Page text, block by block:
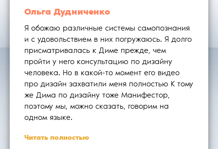
Ольга Дудниченко
Я обожаю различные системы самопознания
и с удовольствием в них погружаюсь. Я долго
присматривалась к Диме прежде, чем
пройти у него консультацию по дизайну
человека. Но в какой-то момент его видео
про дизайн захватили меня полностью К тому
же Дима по дизайну тоже Манифестор,
поэтому мы, можно сказать, говорим на
одном языке.
Читать полностью